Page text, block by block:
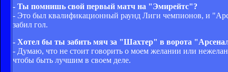
- Ты помнишь свой первый матч на "Эмирейтс"?
- Это был квалификационный раунд Лиги чемпионов, и
забил гол.
- Хотел бы ты забить мяч за "Шахтер" в ворота
- Думаю, что не стоит говорить о моем желании или
чтобы быть лучшим в своем деле.